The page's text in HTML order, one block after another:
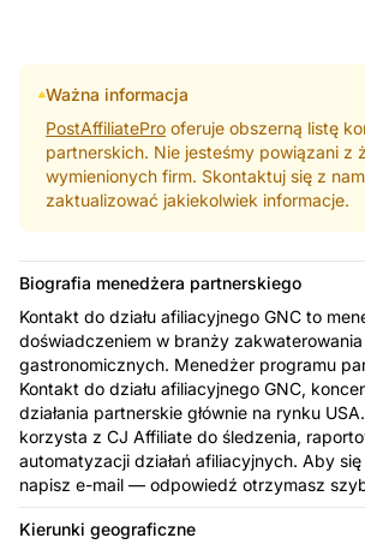
Ważna informacja
PostAffiliatePro oferuje obszerną listę
partnerskich. Nie jesteśmy powiązani z
wymienionych firm. Skontaktuj się z
zaktualizować jakiekolwiek informacje.
Biografia menedżera partnerskiego
Kontakt do działu afiliacyjnego GNC to
doświadczeniem w branży zakwaterowania
gastronomicznych. Menedżer programu
Kontakt do działu afiliacyjnego GNC,
działania partnerskie głównie na rynku
korzysta z CJ Affiliate do śledzenia,
automatyzacji działań afiliacyjnych. Aby
napisz e-mail — odpowiedź otrzymasz
Kierunki geograficzne